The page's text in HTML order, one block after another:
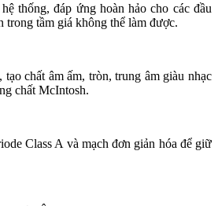
thống, đáp ứng hoàn hảo cho các đầu
trong tầm giá không thể làm được.
chất âm ấm, tròn, trung âm giàu nhạc
chất McIntosh.
Class A và mạch đơn giản hóa để giữ